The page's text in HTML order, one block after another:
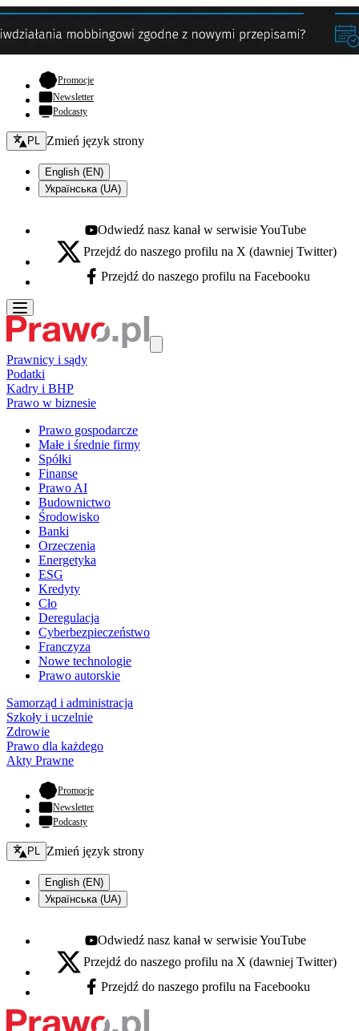
Promocje- otwiera się w nowej karcie
Newsletter
Podcasty
Zmień język - bieżący:
PL Zmień język strony
English (EN)
Українська (UA)
Youtube - otwiera się w nowej karcie
Odwiedź nasz kanał w serwisie YouTube
X - otwiera się w nowej karcie
Przejdź do naszego profilu na X (dawniej Twitter)
Facebook - otwiera się w nowej karcie
Przejdź do naszego profilu na Facebooku
Prawnicy i sądy
Podatki
Kadry i BHP
Prawo w biznesie
Prawo gospodarcze
Małe i średnie firmy
Spółki
Finanse
Prawo AI
Budownictwo
Środowisko
Banki
Orzeczenia
Energetyka
ESG
Kredyty
Cło
Deregulacja
Cyberbezpieczeństwo
Franczyza
Nowe technologie
Prawo autorskie
Samorząd i administracja
Szkoły i uczelnie
Zdrowie
Prawo dla każdego
Akty Prawne
Promocje- otwiera się w nowej karcie
Newsletter
Podcasty
Zmień język - bieżący:
PL Zmień język strony
English (EN)
Українська (UA)
Youtube - otwiera się w nowej karcie
Odwiedź nasz kanał w serwisie YouTube
X - otwiera się w nowej karcie
Przejdź do naszego profilu na X (dawniej Twitter)
Facebook - otwiera się w nowej karcie
Przejdź do naszego profilu na Facebooku